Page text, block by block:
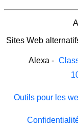
Sites Web
Alexa -
Outils pour les